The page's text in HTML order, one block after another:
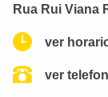
Rua Rui Viana
ver
ver